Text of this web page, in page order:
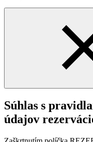
Súhlas s
údajov